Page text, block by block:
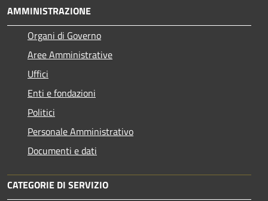
AMMINISTRAZIONE
Organi di Governo
Aree Amministrative
Uffici
Enti e fondazioni
Politici
Personale Amministrativo
Documenti e dati
CATEGORIE DI SERVIZIO